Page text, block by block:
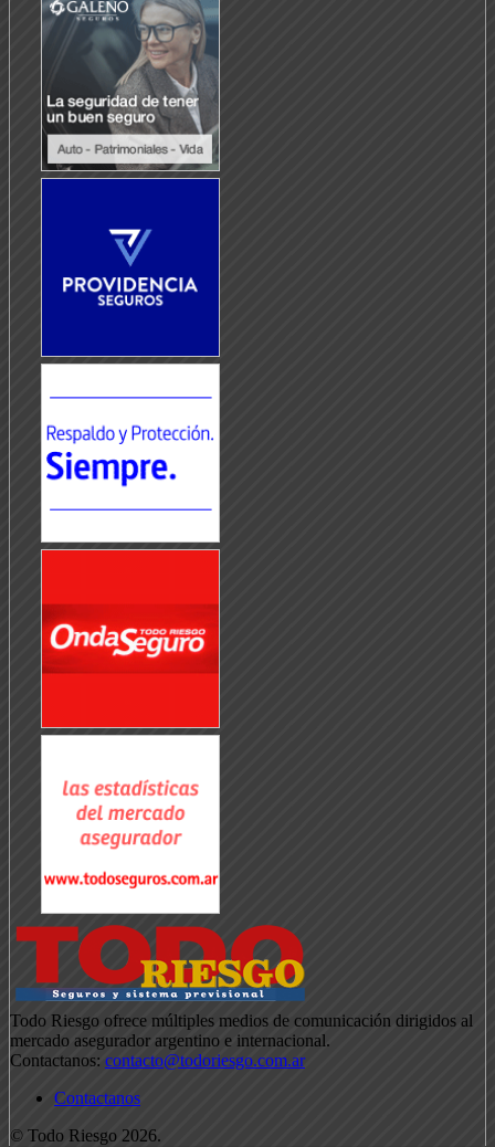
Todo Riesgo ofrece múltiples medios de comunicación dirigidos al
mercado asegurador argentino e internacional.
Contactanos: contacto@todoriesgo.com.ar
Contactanos
© Todo Riesgo 2026.